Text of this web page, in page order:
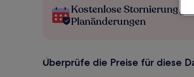
Kostenlose Stornierung bei
Planänderungen
Überprüfe die Preise für diese